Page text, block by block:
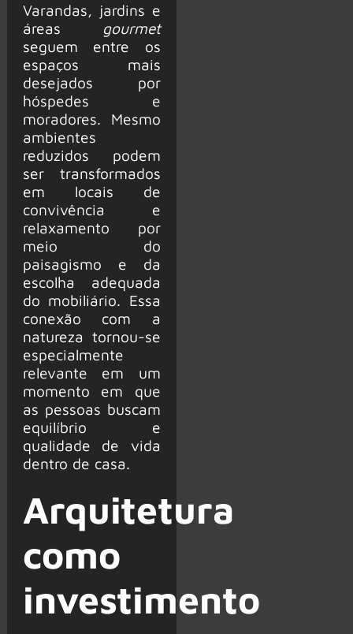
Varandas, jardins e
áreas gourmet
seguem entre os
espaços mais
desejados por
hóspedes e
moradores. Mesmo
ambientes
reduzidos podem
ser transformados
em locais de
convivência e
relaxamento por
meio do
paisagismo e da
escolha adequada
do mobiliário. Essa
conexão com a
natureza tornou-se
especialmente
relevante em um
momento em que
as pessoas buscam
equilíbrio e
qualidade de vida
dentro de casa.
Arquitetura
como
investimento